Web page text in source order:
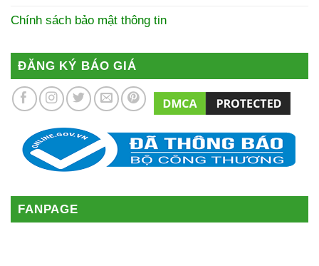
Chính sách bảo mật thông tin
ĐĂNG KÝ BÁO GIÁ
FANPAGE